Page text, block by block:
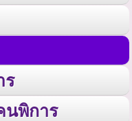
ร
พิการ